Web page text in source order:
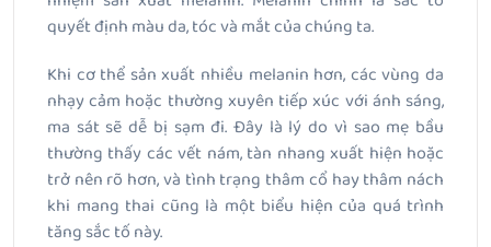
quyết định màu da, tóc và mắt của chúng ta.
Khi cơ thể sản xuất nhiều melanin hơn, các vùng da
nhạy cảm hoặc thường xuyên tiếp xúc với ánh sáng,
ma sát sẽ dễ bị sạm đi. Đây là lý do vì sao mẹ bầu
thường thấy các vết nám, tàn nhang xuất hiện hoặc
trở nên rõ hơn, và tình trạng thâm cổ hay thâm nách
khi mang thai cũng là một biểu hiện của quá trình
tăng sắc tố này.